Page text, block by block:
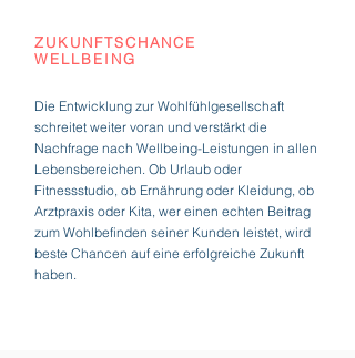
ZUKUNFTSCHANCE
WELLBEING
Die Entwicklung zur Wohlfühlgesellschaft
schreitet weiter voran und verstärkt die
Nachfrage nach Wellbeing-Leistungen in allen
Lebensbereichen. Ob Urlaub oder
Fitnessstudio, ob Ernährung oder Kleidung, ob
Arztpraxis oder Kita, wer einen echten Beitrag
zum Wohlbefinden seiner Kunden leistet, wird
beste Chancen auf eine erfolgreiche Zukunft
haben.